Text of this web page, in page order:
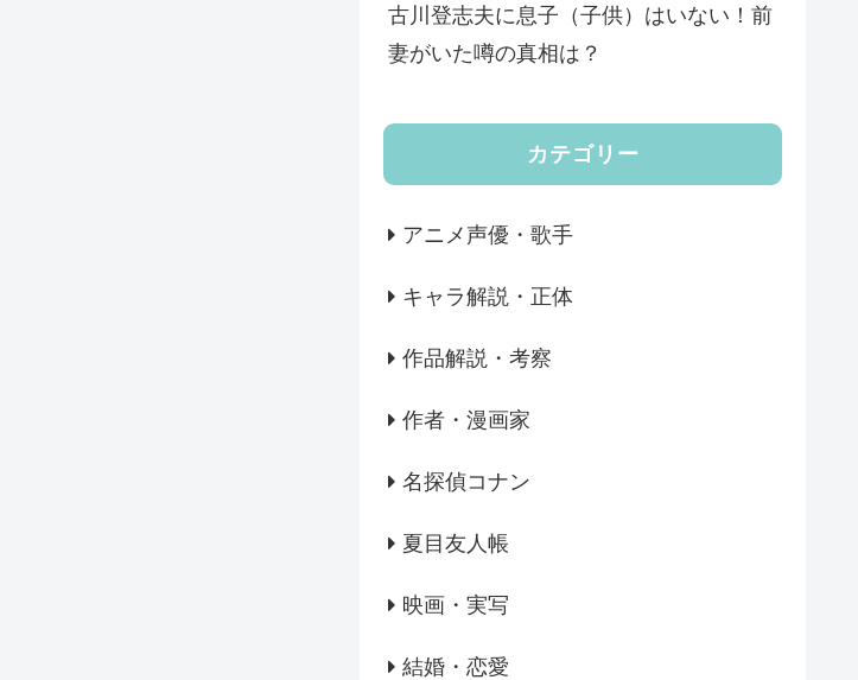
古川登志夫に息子（子供）はいない！前
妻がいた噂の真相は？
カテゴリー
アニメ声優・歌手
キャラ解説・正体
作品解説・考察
作者・漫画家
名探偵コナン
夏目友人帳
映画・実写
結婚・恋愛